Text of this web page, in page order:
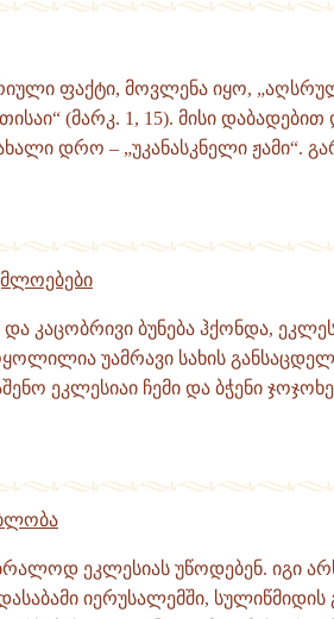
ფაქტი, მოვლენა იყო,
(მარკ. 1, 15). მისი დაბადებით
დრო – „უკანასკნელი ჟამი“.
კაცობრივი ბუნება ჰქონდა,
უამრავი სახის
ეკლესიაი ჩემი და ბჭენი
ეკლესიას უწოდებენ. იგი
იერუსალემში,